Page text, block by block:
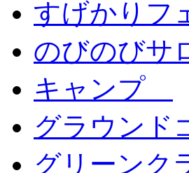
すげかりフ
のびのびサ
キャンプ
グラウンド
グリーンク